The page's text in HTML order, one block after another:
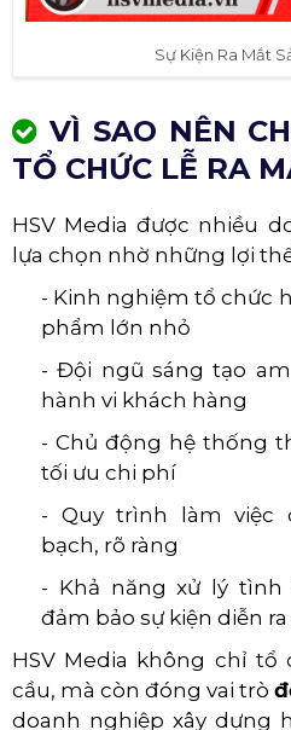
Sự Kiện Ra Mắt
VÌ SAO NÊN
TỔ CHỨC LỄ RA
HSV Media được nhiều
lựa chọn nhờ những lợi
- Kinh nghiệm tổ chức
phẩm lớn nhỏ
- Đội ngũ sáng tạo
hành vi khách hàng
- Chủ động hệ thống
tối ưu chi phí
- Quy trình làm việc
bạch, rõ ràng
- Khả năng xử lý tình
đảm bảo sự kiện diễn
HSV Media không chỉ tổ
cầu, mà còn đóng vai trò
doanh nghiệp xây dựng